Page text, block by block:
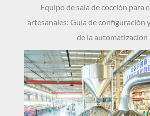
Equipo de sala de cocción para
artesanales: Guía de configuración
de la automatización